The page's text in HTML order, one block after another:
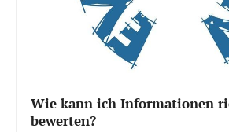
Wie kann ich Informationen
bewerten?